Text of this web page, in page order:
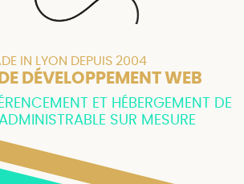
IN LYON DEPUIS 2004
DÉVELOPPEMENT WEB
ET HÉBERGEMENT DE
SUR MESURE